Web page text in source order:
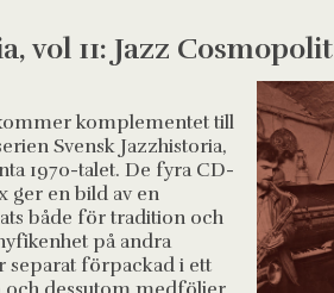
vol 11: Jazz Cosmopolit
komplementet till
Svensk Jazzhistoria,
1970-talet. De fyra CD-
ger en bild av en
både för tradition och
på andra
separat förpackad i ett